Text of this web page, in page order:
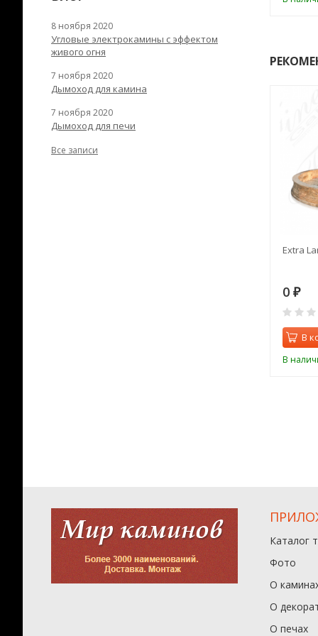
Extra
0 ₽
В
В
8 ноября 2020
Угловые электрокамины с эффектом
живого огня
7 ноября 2020
Дымоход для камина
7 ноября 2020
Дымоход для печи
Все записи
Каталог
Фото
О
О
О печах